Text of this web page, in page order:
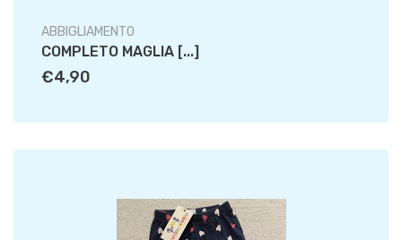
ABBIGLIAMENTO
COMPLETO MAGLIA [...]
€4,90